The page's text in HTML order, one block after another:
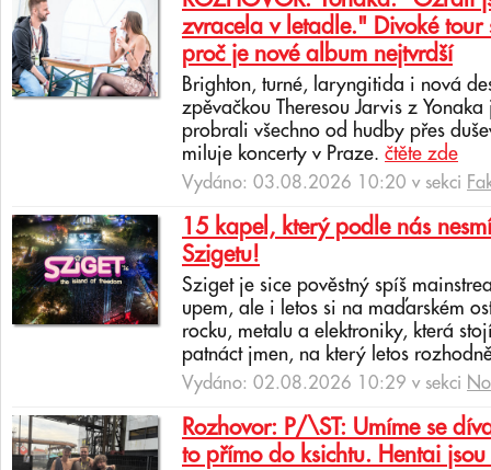
zvracela v letadle." Divoké tour
proč je nové album nejtvrdší
Brighton, turné, laryngitida i nová
zpěvačkou Theresou Jarvis z
probrali všechno od hudby přes
miluje koncerty v Praze. čtěte zde
Vydáno: 03.08.2026 10:20 v sekci
15 kapel, který podle nás
Szigetu!
Sziget je sice pověstný spíš
upem, ale i letos si na maďarském
rocku, metalu a elektroniky, která
patnáct jmen, na který letos
Vydáno: 02.08.2026 10:29 v sekci
Rozhovor: P/\ST: Umíme se
to přímo do ksichtu. Hentai